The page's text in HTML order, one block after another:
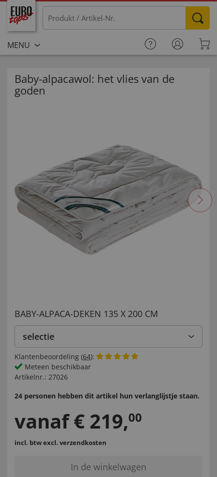
MENU
Baby-alpacawol: het vlies van de
goden
BABY-ALPACA-DEKEN 135 X 200 CM
selectie
Klantenbeoordeling (64):
Meteen beschikbaar
Artikelnr.: 27026
24 personen hebben dit artikel hun verlanglijstje staan.
vanaf € 219,00
incl. btwexcl. verzendkosten
In de winkelwagen